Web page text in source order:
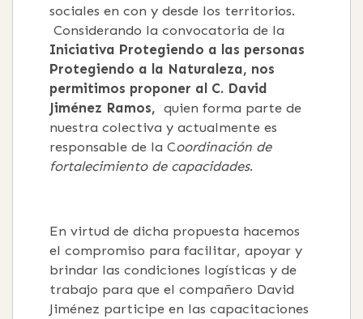
sociales en con y desde los territorios.
Considerando la convocatoria de la
Iniciativa Protegiendo a las personas
Protegiendo a la Naturaleza, nos
permitimos proponer al C. David
Jiménez Ramos, quien forma parte de
nuestra colectiva y actualmente es
responsable de la Coordinación de
fortalecimiento de capacidades.
En virtud de dicha propuesta hacemos
el compromiso para facilitar, apoyar y
brindar las condiciones logísticas y de
trabajo para que el compañero David
Jiménez participe en las capacitaciones